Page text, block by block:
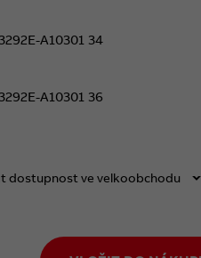
3292E-A10301 34
3292E-A10301 36
dostupnost ve velkoobchodu